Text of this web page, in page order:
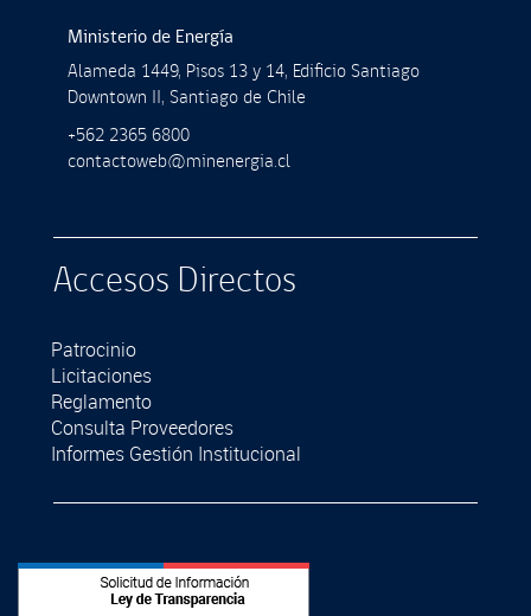
Ministerio de Energía
Alameda 1449, Pisos 13 y 14, Ediﬁcio Santiago
Downtown II, Santiago de Chile
+562 2365 6800
contactoweb@minenergia.cl
Accesos Directos
Patrocinio
Licitaciones
Reglamento
Consulta Proveedores
Informes Gestión Institucional